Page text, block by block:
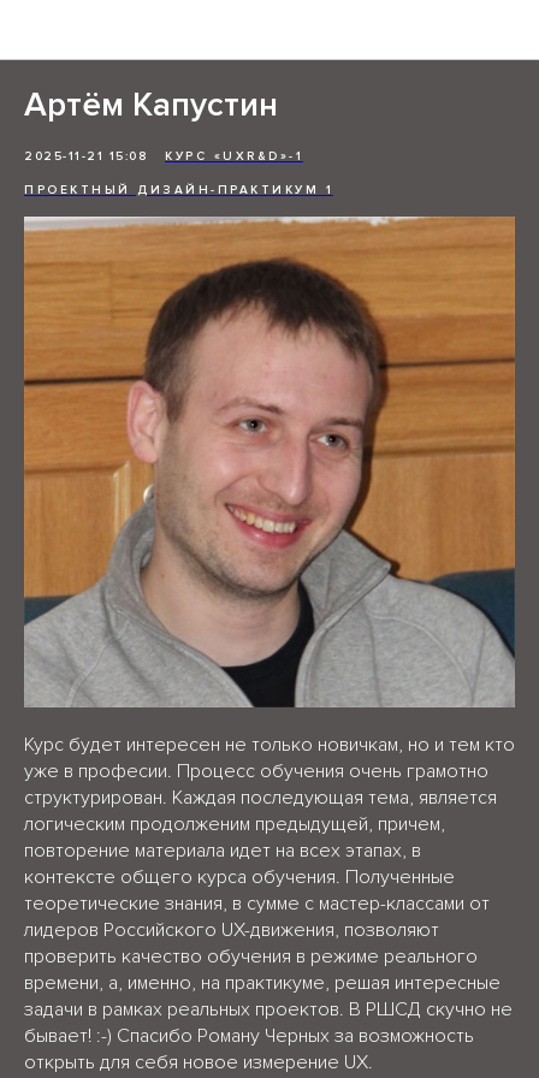
Артём Капустин
2025-11-21 15:08 КУРС «UXR&D»-1
ПРОЕКТНЫЙ ДИЗАЙН-ПРАКТИКУМ 1
Курс будет интересен не только новичкам, но и тем кто
уже в професии. Процесс обучения очень грамотно
структурирован. Каждая последующая тема, является
логическим продолженим предыдущей, причем,
повторение материала идет на всех этапах, в
контексте общего курса обучения. Полученные
теоретические знания, в сумме с мастер-классами от
лидеров Российского UX-движения, позволяют
проверить качество обучения в режиме реального
времени, а, именно, на практикуме, решая интересные
задачи в рамках реальных проектов. В РШСД скучно не
бывает! :-) Спасибо Роману Черных за возможность
открыть для себя новое измерение UX.